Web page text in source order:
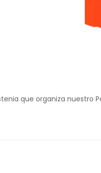
que organiza nuestro